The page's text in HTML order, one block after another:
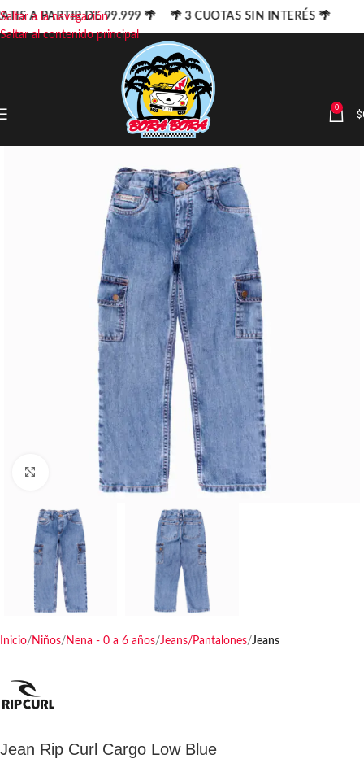
Saltar a la navegación
Saltar al contenido principal
0 $
Haga clic para ampliar
Inicio Niños Nena - 0 a 6 años Jeans/Pantalones Jeans
Jean Rip Curl Cargo Low Blue
A PARTIR DE 99.999 🌴 🌴 3 CUOTAS SIN INTERÉS 🌴